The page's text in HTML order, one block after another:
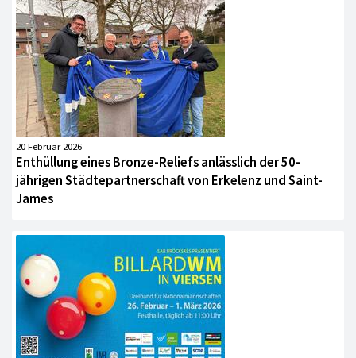
20 Februar 2026
Enthüllung eines Bronze-Reliefs anlässlich der 50-
jährigen Städtepartnerschaft von Erkelenz und Saint-
James